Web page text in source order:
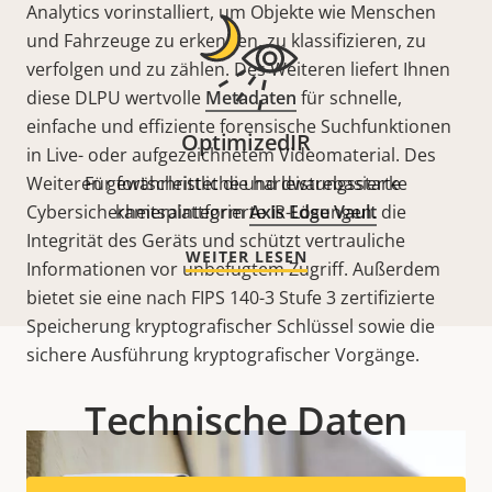
Analytics vorinstalliert, um Objekte wie Menschen
und Fahrzeuge zu erkennen, zu klassifizieren, zu
verfolgen und zu zählen. Des Weiteren liefert Ihnen
diese DLPU wertvolle Metadaten für schnelle,
einfache und effiziente forensische Suchfunktionen
in Live- oder aufgezeichnetem Videomaterial. Des
Weiteren gewährleistet die hardwarebasierte
CybersicherheitsplattformAxis Edge Vault die
Integrität des Geräts und schützt vertrauliche
Informationen vor unbefugtem Zugriff. Außerdem
bietet sie eine nach FIPS 140-3 Stufe 3 zertifizierte
Speicherung kryptografischer Schlüssel sowie die
sichere Ausführung kryptografischer Vorgänge.
OptimizedIR
Für fortschrittliche und leistungsstarke
kameraintegrierte IR-Lösungen.
WEITER LESEN
Technische Daten